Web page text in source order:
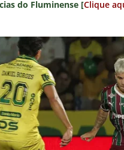
do Fluminense [Clique